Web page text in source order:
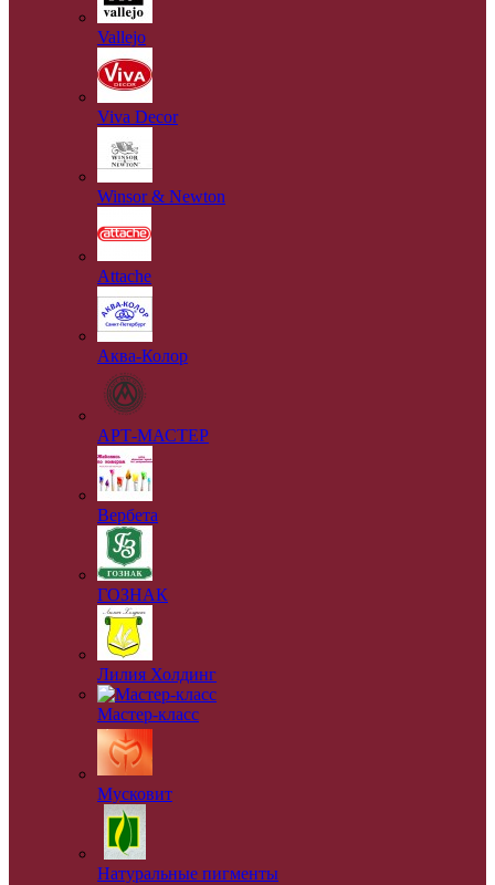
Vallejo
Viva Decor
Winsor & Newton
Аttache
Аква-Колор
АРТ-МАСТЕР
Вербета
ГОЗНАК
Лилия Холдинг
Мастер-класс
Мусковит
Натуральные пигменты